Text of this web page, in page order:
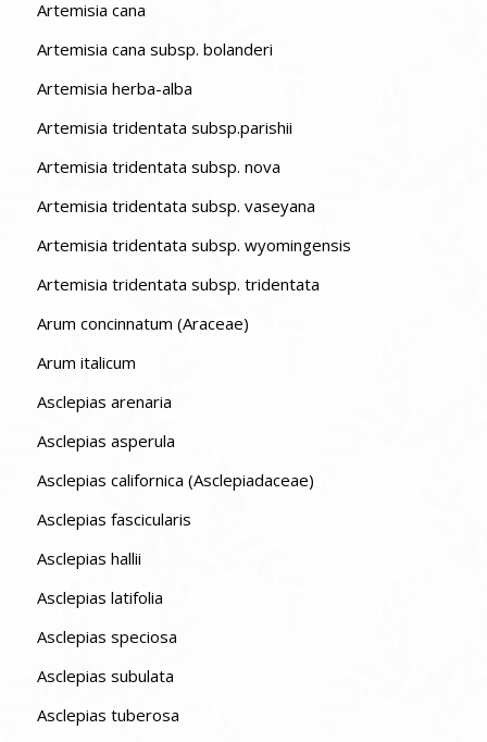
Artemisia cana
Artemisia cana subsp. bolanderi
Artemisia herba-alba
Artemisia tridentata subsp.parishii
Artemisia tridentata subsp. nova
Artemisia tridentata subsp. vaseyana
Artemisia tridentata subsp. wyomingensis
Artemisia tridentata subsp. tridentata
Arum concinnatum (Araceae)
Arum italicum
Asclepias arenaria
Asclepias asperula
Asclepias californica (Asclepiadaceae)
Asclepias fascicularis
Asclepias hallii
Asclepias latifolia
Asclepias speciosa
Asclepias subulata
Asclepias tuberosa